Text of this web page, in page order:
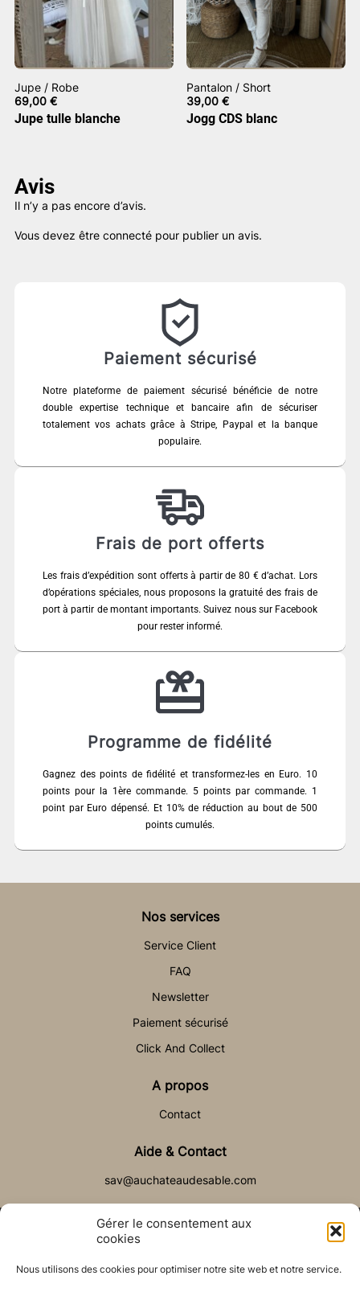
Gérer le consentement aux
cookies
Nous utilisons des cookies pour optimiser notre site web et notre service.
Jupe / Robe
69,00 €
Jupe tulle blanche
Pantalon / Short
39,00€
Jogg CDS blanc
Avis
Il n’y a pas encore d’avis.
Vous devez être connecté pour publier un avis.
Paiement sécurisé
Notre plateforme de paiement sécurisé bénéficie de notre
double expertise technique et bancaire afin de sécuriser
totalement vos achats grâce à Stripe, Paypal et la banque
populaire.
Frais de port offerts
Les frais d’expédition sont offerts à partir de 80 € d’achat. Lors
d’opérations spéciales, nous proposons la gratuité des frais de
port à partir de montant importants. Suivez nous sur Facebook
pour rester informé.
Programme de fidélité
Gagnez des points de fidélité et transformez-les en Euro. 10
points pour la 1ère commande. 5 points par commande. 1
point par Euro dépensé. Et 10% de réduction au bout de 500
points cumulés.
Nos services
Service Client
FAQ
Newsletter
Paiement sécurisé
Click And Collect
A propos
Contact
Aide & Contact
sav@auchateaudesable.com